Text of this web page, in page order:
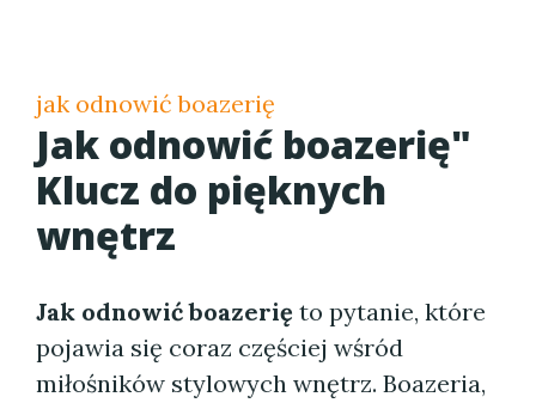
jak odnowić boazerię
Jak odnowić boazerię"
Klucz do pięknych
wnętrz
Jak odnowić boazerię to pytanie, które
pojawia się coraz częściej wśród
miłośników stylowych wnętrz. Boazeria,